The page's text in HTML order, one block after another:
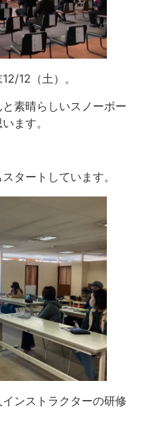
12（土）。
素晴らしいスノーボー
ます。
タートしています。
ンストラクターの研修